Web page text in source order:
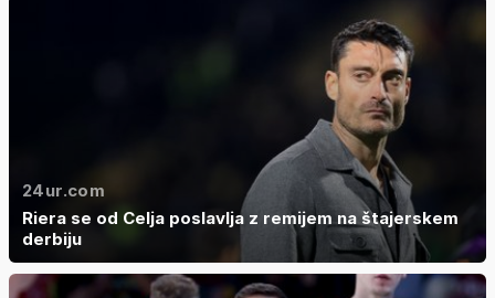
24ur.com
Riera se od Celja poslavlja z remijem na štajerskem
derbiju